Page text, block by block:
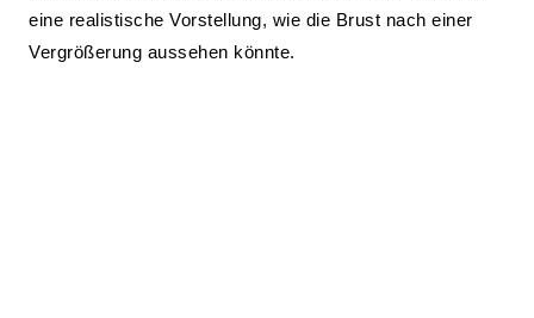
eine realistische Vorstellung, wie die Brust nach einer
Vergrößerung aussehen könnte.